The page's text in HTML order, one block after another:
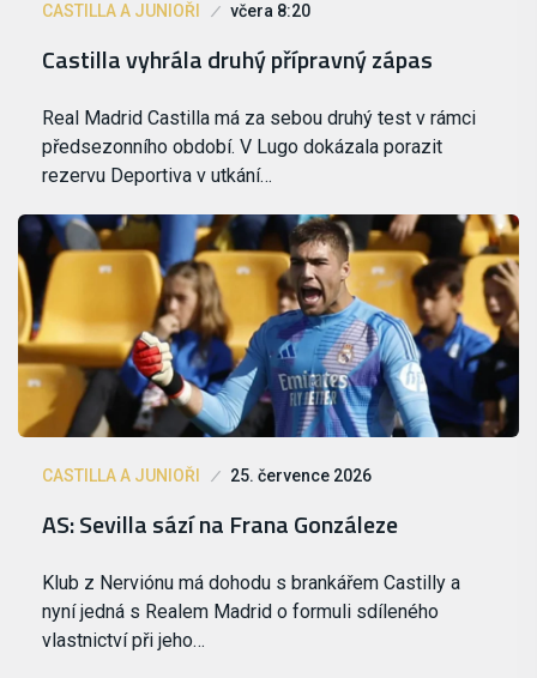
CASTILLA A JUNIOŘI včera 8:20
Castilla vyhrála druhý přípravný zápas
Real Madrid Castilla má za sebou druhý test v rámci
předsezonního období. V Lugo dokázala porazit
rezervu Deportiva v utkání…
CASTILLA A JUNIOŘI 25. července 2026
AS: Sevilla sází na Frana Gonzáleze
Klub z Nerviónu má dohodu s brankářem Castilly a
nyní jedná s Realem Madrid o formuli sdíleného
vlastnictví při jeho…